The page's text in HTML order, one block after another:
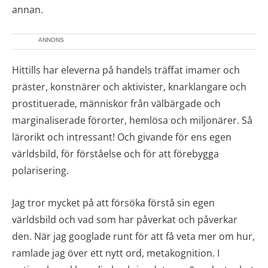
annan.
ANNONS
Hittills har eleverna på handels träffat imamer och
präster, konstnärer och aktivister, knarklangare och
prostituerade, människor från välbärgade och
marginaliserade förorter, hemlösa och miljonärer. Så
lärorikt och intressant! Och givande för ens egen
världsbild, för förståelse och för att förebygga
polarisering.
Jag tror mycket på att försöka förstå sin egen
världsbild och vad som har påverkat och påverkar
den. När jag googlade runt för att få veta mer om hur,
ramlade jag över ett nytt ord, metakognition. I